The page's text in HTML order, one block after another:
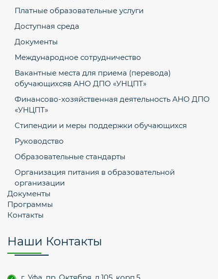
Платные образовательные услуги
Доступная среда
Документы
Международное сотрудничество
Вакантные места для приема (перевода)
обучающихсяв АНО ДПО «УНЦПТ»
Финансово-хозяйственная деятельность АНО ДПО
«УНЦПТ»
Стипендии и меры поддержки обучающихся
Руководство
Образовательные стандарты
Организация питания в образовательной
организации
Документы
Программы
Контакты
Наши Контакты